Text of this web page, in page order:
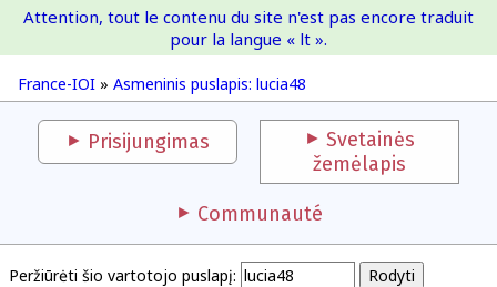
France-IOI
France-IOI » Asmeninis puslapis: lucia48
Attention, tout le contenu du site n'est pas encore traduit
pour la langue « lt ».
Prisijungimas
Svetainės
žemėlapis
Communauté
Peržiūrėti šio vartotojo puslapį: